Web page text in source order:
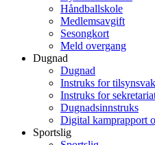
Håndballskole
Medlemsavgift
Sesongkort
Meld overgang
Dugnad
Dugnad
Instruks for
Instruks for
Dugnadsinnstruks
Digital kamprapport
Sportslig